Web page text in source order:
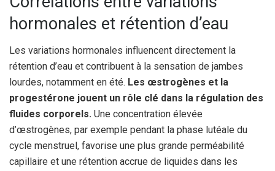
hormonales et rétention d’eau
Les variations hormonales influencent directement la
rétention d’eau et contribuent à la sensation de jambes
lourdes, notamment en été. Les œstrogènes et la
progestérone jouent un rôle clé dans la régulation des
fluides corporels. Une concentration élevée
d’œstrogènes, par exemple pendant la phase lutéale du
cycle menstruel, favorise une plus grande perméabilité
capillaire et une rétention accrue de liquides dans les